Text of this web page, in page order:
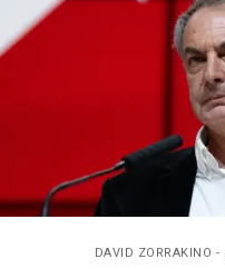
DAVID ZORRAKINO -